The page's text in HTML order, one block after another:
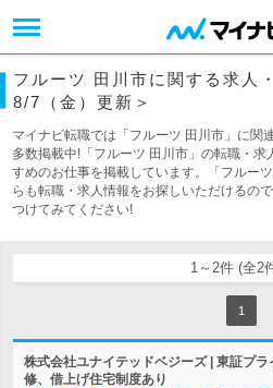
フルーツ 田川市に関する求人
8/7（金）更新＞
マイナビ転職では「フルーツ 田川市」に関
多数掲載中!「フルーツ 田川市」の転職・
すめのお仕事を掲載しています。「フルー
らも転職・求人情報をお探しいただけるの
つけてみてください!
1～2件 (全2
1
株式会社ユナイテッドベジーズ | 東証プ
修、借上げ住宅制度あり